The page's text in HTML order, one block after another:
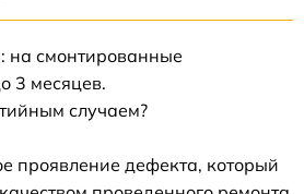
на смонтированные
3 месяцев.
случаем?
проявление дефекта, который